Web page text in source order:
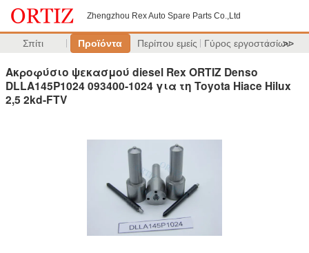
Zhengzhou Rex Auto Spare Parts Co.,Ltd
Σπίτι Προϊόντα Περίπου εμείς Γύρος εργοστασίων
>>
Ακροφύσιο ψεκασμού diesel Rex ORTIZ Denso
DLLA145P1024 093400-1024 για τη Toyota Hiace Hilux
2,5 2kd-FTV